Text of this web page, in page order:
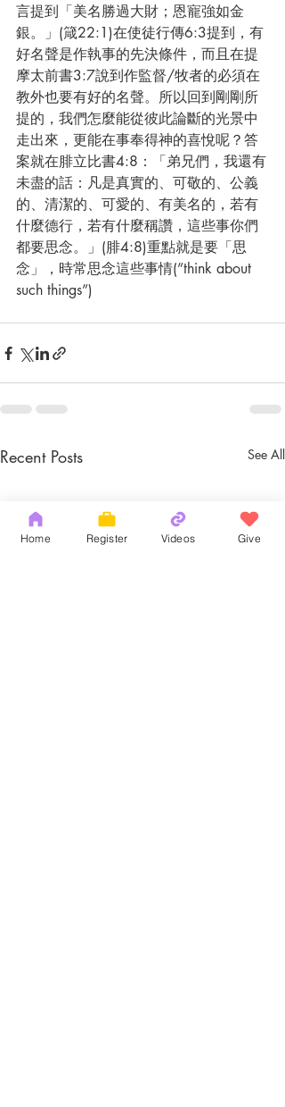
言提到「美名勝過大財；恩寵強如金
銀。」(箴22:1)在使徒行傳6:3提到，有
好名聲是作執事的先決條件，而且在提
摩太前書3:7說到作監督/牧者的必須在
教外也要有好的名聲。所以回到剛剛所
提的，我們怎麼能從彼此論斷的光景中
走出來，更能在事奉得神的喜悅呢？答
案就在腓立比書4:8：「弟兄們，我還有
未盡的話：凡是真實的、可敬的、公義
的、清潔的、可愛的、有美名的，若有
什麼德行，若有什麼稱讚，這些事你們
都要思念。」(腓4:8)重點就是要「思
念」，時常思念這些事情(”think about
such things”)
Recent Posts See All
Home Register Videos Give